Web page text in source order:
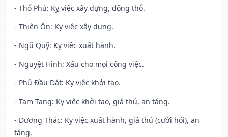
- Thổ Phủ: Kỵ việc xây dựng, động thổ.
- Thiên Ôn: Kỵ việc xây dựng.
- Ngũ Quỹ: Kỵ việc xuất hành.
- Nguyệt Hình: Xấu cho mọi công việc.
- Phủ Đầu Dát: Kỵ việc khởi tạo.
- Tam Tang: Kỵ việc khởi tạo, giá thú, an táng.
- Dương Thác: Kỵ việc xuất hành, giá thú (cưới hỏi), an
táng.